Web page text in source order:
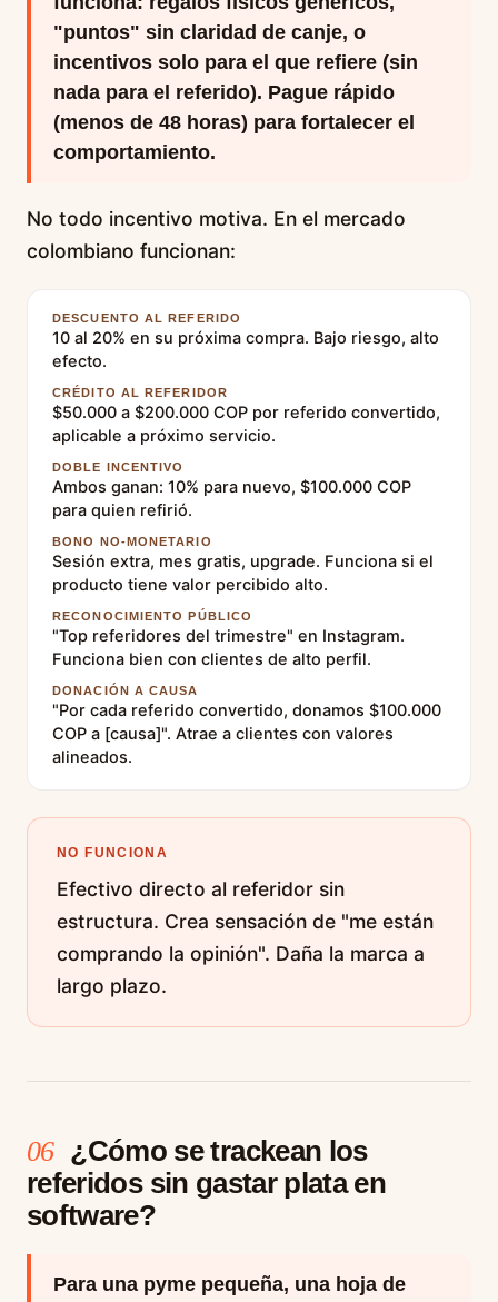
"puntos" sin claridad de canje, o
incentivos solo para el que refiere (sin
nada para el referido). Pague rápido
(menos de 48 horas) para fortalecer el
comportamiento.
No todo incentivo motiva. En el mercado
colombiano funcionan:
DESCUENTO AL REFERIDO
10 al 20% en su próxima compra. Bajo riesgo, alto
efecto.
CRÉDITO AL REFERIDOR
$50.000 a $200.000 COP por referido convertido,
aplicable a próximo servicio.
DOBLE INCENTIVO
Ambos ganan: 10% para nuevo, $100.000 COP
para quien refirió.
BONO NO-MONETARIO
Sesión extra, mes gratis, upgrade. Funciona si el
producto tiene valor percibido alto.
RECONOCIMIENTO PÚBLICO
"Top referidores del trimestre" en Instagram.
Funciona bien con clientes de alto perfil.
DONACIÓN A CAUSA
"Por cada referido convertido, donamos $100.000
COP a [causa]". Atrae a clientes con valores
alineados.
NO FUNCIONA
Efectivo directo al referidor sin
estructura. Crea sensación de "me están
comprando la opinión". Daña la marca a
largo plazo.
06 ¿Cómo se trackean los
referidos sin gastar plata en
software?
Para una pyme pequeña, una hoja de